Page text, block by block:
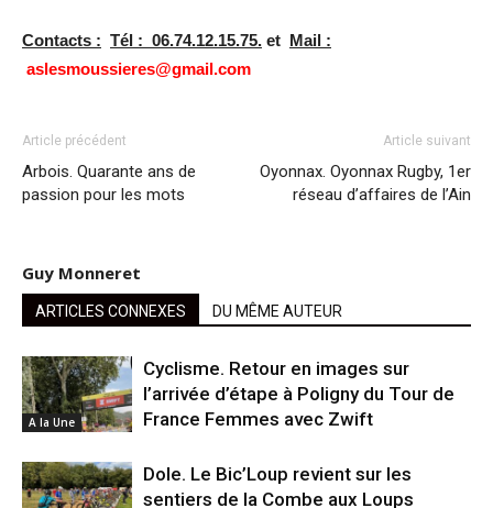
Contacts : Tél : 06.74.12.15.75. et Mail :
aslesmoussieres@gmail.com
Article précédent
Arbois. Quarante ans de
passion pour les mots
Article suivant
Oyonnax. Oyonnax Rugby, 1er
réseau d’affaires de l’Ain
Guy Monneret
ARTICLES CONNEXES DU MÊME AUTEUR
A la Une
Cyclisme. Retour en images sur
l’arrivée d’étape à Poligny du Tour de
France Femmes avec Zwift
Dole. Le Bic’Loup revient sur les
sentiers de la Combe aux Loups